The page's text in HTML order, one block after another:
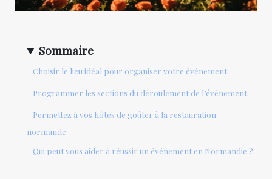
Sommaire
Choisir le lieu idéal pour organiser votre événement
Programmer les sections du déroulement de l’événement
Permettez à vos hôtes de goûter à la restauration
normande.
Qui peut vous aider à réussir un événement en Normandie ?